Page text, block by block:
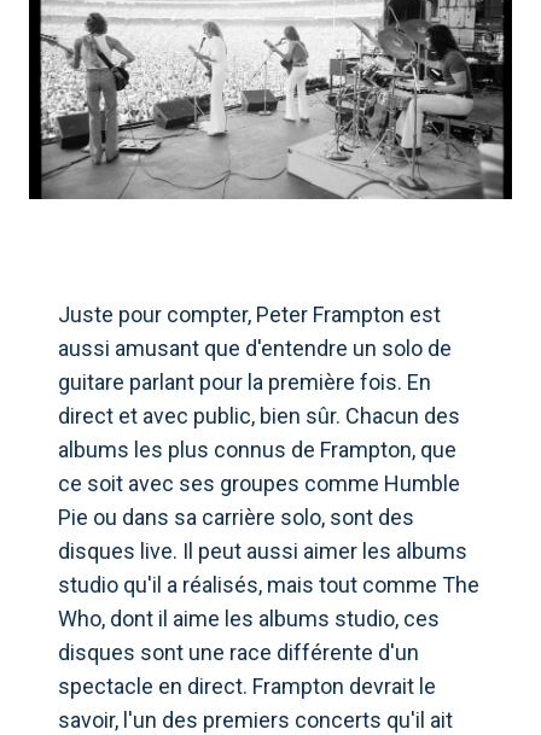
Juste pour compter, Peter Frampton est
aussi amusant que d'entendre un solo de
guitare parlant pour la première fois. En
direct et avec public, bien sûr. Chacun des
albums les plus connus de Frampton, que
ce soit avec ses groupes comme Humble
Pie ou dans sa carrière solo, sont des
disques live. Il peut aussi aimer les albums
studio qu'il a réalisés, mais tout comme The
Who, dont il aime les albums studio, ces
disques sont une race différente d'un
spectacle en direct. Frampton devrait le
savoir, l'un des premiers concerts qu'il ait